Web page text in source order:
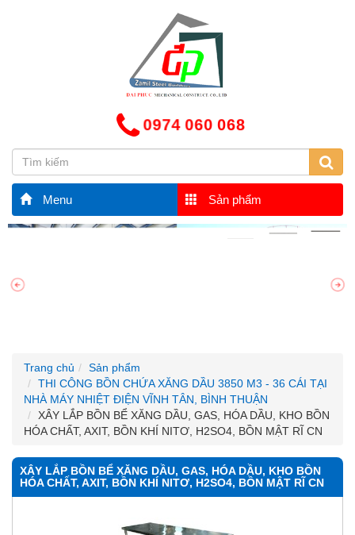
0974 060 068
Menu Sản phẩm
Trang chủ
Sản phẩm
THI CÔNG BỒN CHỨA XĂNG DẦU 3850 M3 - 36 CÁI TẠI
NHÀ MÁY NHIỆT ĐIỆN VĨNH TÂN, BÌNH THUẬN
XÂY LẮP BỒN BỂ XĂNG DẦU, GAS, HÓA DẦU, KHO BỒN
HÓA CHẤT, AXIT, BỒN KHÍ NITƠ, H2SO4, BỒN MẬT RĨ CN
XÂY LẮP BỒN BỂ XĂNG DẦU, GAS, HÓA DẦU, KHO BỒN
HÓA CHẤT, AXIT, BỒN KHÍ NITƠ, H2SO4, BỒN MẬT RĨ CN